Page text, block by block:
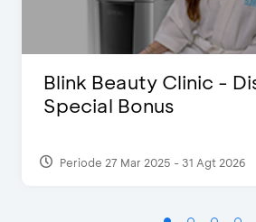
Blink Beauty Clinic -
Special Bonus
Periode 27 Mar 2025 - 31 Agt 2026